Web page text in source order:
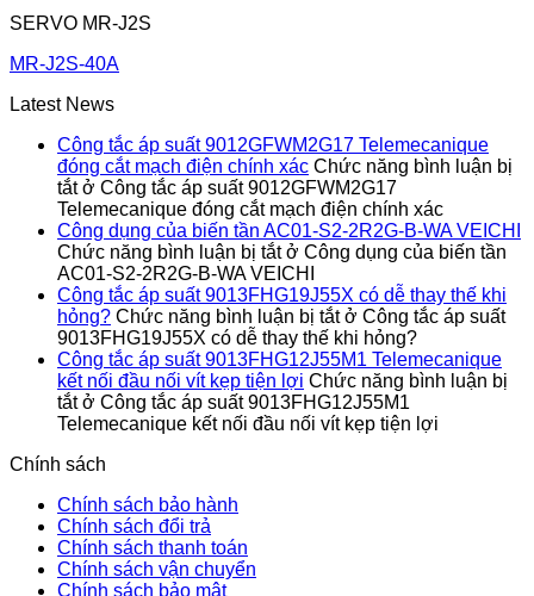
SERVO MR-J2S
MR-J2S-40A
Latest News
Công tắc áp suất 9012GFWM2G17 Telemecanique
đóng cắt mạch điện chính xác Chức năng bình luận bị
tắtở Công tắc áp suất 9012GFWM2G17
Telemecanique đóng cắt mạch điện chính xác
Công dụng của biến tần AC01-S2-2R2G-B-WA VEICHI
Chức năng bình luận bị tắtở Công dụng của biến tần
AC01-S2-2R2G-B-WA VEICHI
Công tắc áp suất 9013FHG19J55X có dễ thay thế khi
hỏng? Chức năng bình luận bị tắtở Công tắc áp suất
9013FHG19J55X có dễ thay thế khi hỏng?
Công tắc áp suất 9013FHG12J55M1 Telemecanique
kết nối đầu nối vít kẹp tiện lợi Chức năng bình luận bị
tắtở Công tắc áp suất 9013FHG12J55M1
Telemecanique kết nối đầu nối vít kẹp tiện lợi
Chính sách
Chính sách bảo hành
Chính sách đổi trả
Chính sách thanh toán
Chính sách vận chuyển
Chính sách bảo mật